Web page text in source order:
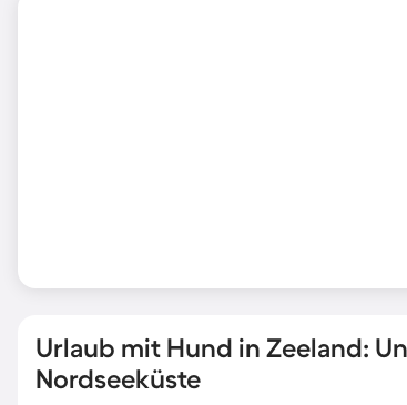
Urlaub mit Hund in Zeeland:
Nordseeküste